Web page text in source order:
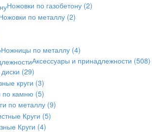
Ножовки по газобетону (2)
по металлу (2)
Ножницы по металлу (4)
Аксессуары и принадлежности (508)
(29)
круги (3)
по камню (5)
по металлу (9)
Круги (5)
Круги (4)